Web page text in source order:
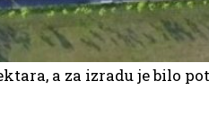
a za izradu je bilo